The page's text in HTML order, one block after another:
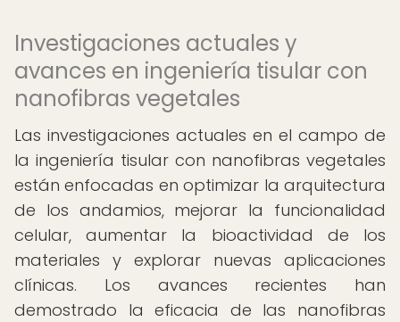
Investigaciones actuales y
avances en ingeniería tisular con
nanofibras vegetales
Las investigaciones actuales en el campo de
la ingeniería tisular con nanofibras vegetales
están enfocadas en optimizar la arquitectura
de los andamios, mejorar la funcionalidad
celular, aumentar la bioactividad de los
materiales y explorar nuevas aplicaciones
clínicas. Los avances recientes han
demostrado la eficacia de las nanofibras